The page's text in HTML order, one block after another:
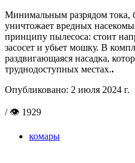
Минимальным разрядом тока,
уничтожает вредных
принципу пылесоса: стоит
засосет и убьет мошку. В
раздвигающаяся насадка,
труднодоступных местах..
Опубликовано: 2 июля 2024 г.
/ 👁 1929
комары